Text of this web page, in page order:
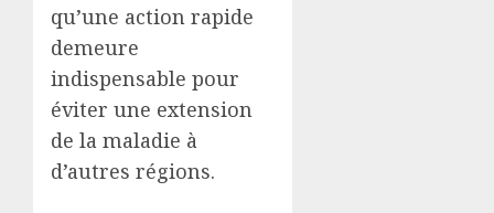
qu’une action rapide
demeure
indispensable pour
éviter une extension
de la maladie à
d’autres régions.